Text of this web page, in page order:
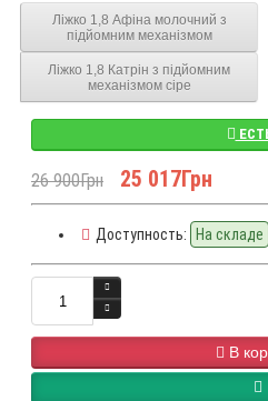
Ліжко 1,8 Афіна молочний з
підйомним механізмом
Ліжко 1,8 Катрін з підйомним
механізмом сіре
26 900Грн 25 017Грн
Доступность: На складе
В